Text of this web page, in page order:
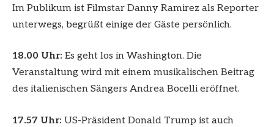
Im Publikum ist Filmstar Danny Ramirez als Reporter
unterwegs, begrüßt einige der Gäste persönlich.
18.00 Uhr: Es geht los in Washington. Die
Veranstaltung wird mit einem musikalischen Beitrag
des italienischen Sängers Andrea Bocelli eröffnet.
17.57 Uhr: US-Präsident Donald Trump ist auch